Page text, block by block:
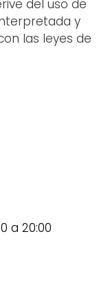
del uso de
y
las leyes de
a 20:00